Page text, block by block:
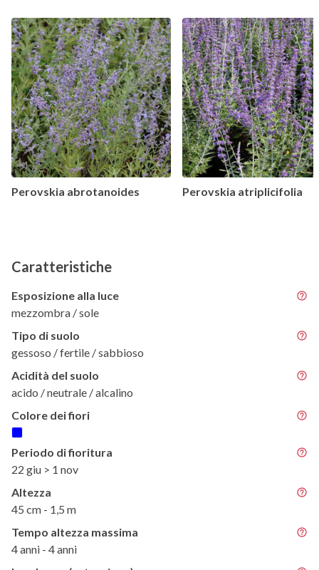
Perovskia abrotanoides Perovskia atriplicifolia
Caratteristiche
Esposizione alla luce
mezzombra / sole
Tipo di suolo
gessoso / fertile / sabbioso
Acidità del suolo
acido / neutrale / alcalino
Colore dei fiori
Periodo di fioritura
22 giu > 1 nov
Altezza
45 cm - 1,5 m
Tempo altezza massima
4 anni - 4 anni